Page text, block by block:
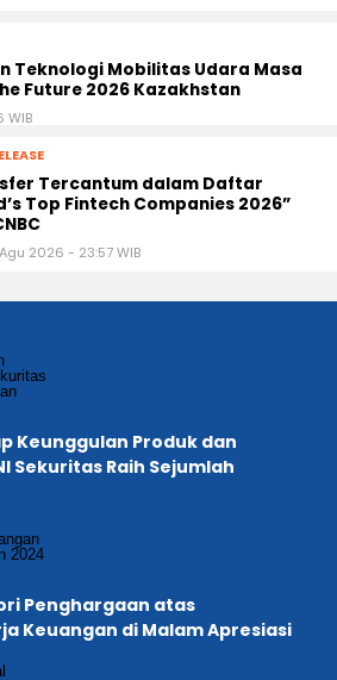
Teknologi Mobilitas Udara Masa
Future 2026 Kazakhstan
WIB
Tercantum dalam Daftar
Top Fintech Companies 2026”
2026 - 23:57 WIB
Keunggulan Produk dan
Sekuritas Raih Sejumlah
Penghargaan atas
Keuangan di Malam Apresiasi